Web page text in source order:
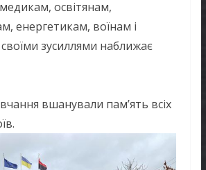
освітянам,
енергетикам, воїнам і
зусиллями наближає
вшанували памʼять всіх